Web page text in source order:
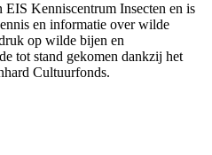
Kenniscentrum Insecten en is
en informatie over wilde
op wilde bijen en
tot stand gekomen dankzij het
Cultuurfonds.